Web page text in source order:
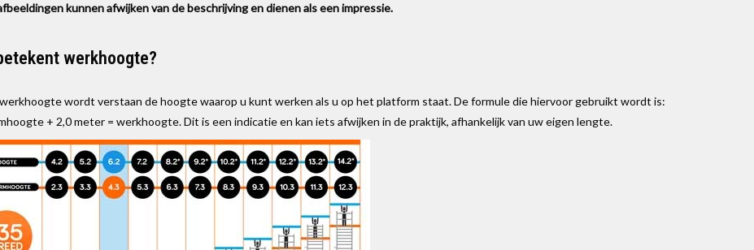
kunnen afwijken van de beschrijving en dienen als een impressie.
werkhoogte?
wordt verstaan de hoogte waarop u kunt werken als u op het platform staat. De formule die hiervoor gebruikt wordt is:
+ 2,0 meter = werkhoogte. Dit is een indicatie en kan iets afwijken in de praktijk, afhankelijk van uw eigen lengte.